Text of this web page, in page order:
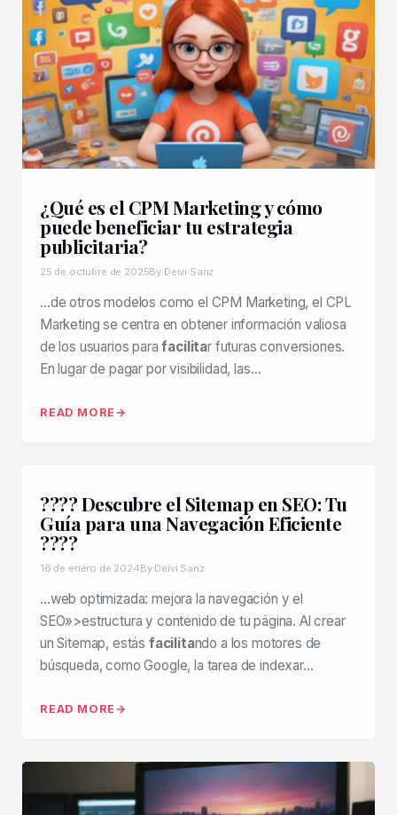
¿Qué es el CPM Marketing y cómo
puede beneficiar tu estrategia
publicitaria?
25 de octubre de 2025By Deivi Sanz
…de otros modelos como el CPM Marketing, el CPL
Marketing se centra en obtener información valiosa
de los usuarios parafacilitar futuras conversiones.
En lugar de pagar por visibilidad, las…
READ MORE
????️ Descubre el Sitemap en SEO: Tu
Guía para una Navegación Eficiente
????
16 de enero de 2024By Deivi Sanz
…web optimizada: mejora la navegación y el
SEO»>estructura y contenido de tu página. Al crear
un Sitemap, estás facilitando a los motores de
búsqueda, como Google, la tarea de indexar…
READ MORE